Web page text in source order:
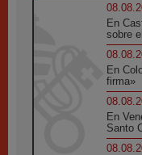
En
sobre
En
firma»
En
Santo